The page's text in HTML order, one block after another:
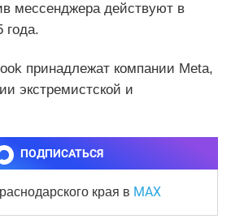
мессенджера действуют в
года.
принадлежат компании Meta,
экстремистской и
ПОДПИСАТЬСЯ
края в MAX